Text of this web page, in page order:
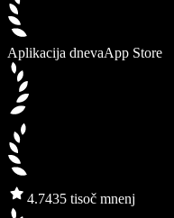
Aplikacija dnevaApp Store
4.7435 tisoč mnenj